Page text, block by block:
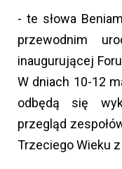
- te słowa
przewodnim
inaugurującej
W dniach 10-12
odbędą się
przegląd
Trzeciego Wieku z